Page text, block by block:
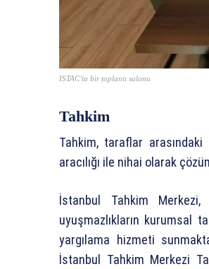
ISTAC’ta bir toplantı salonu
Tahkim
Tahkim, taraflar
aracılığı ile nihai olarak
İstanbul Tahkim Merkezi,
uyuşmazlıkların kurumsal
yargılama hizmeti
İstanbul Tahkim Merkezi